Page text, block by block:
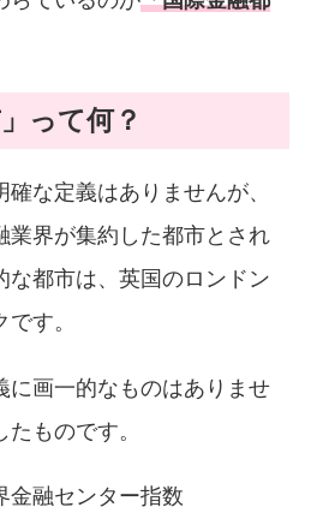
って何？
確な定義はありませんが、
業界が集約した都市とされ
な都市は、英国のロンドン
す。
に画一的なものはありませ
ものです。
金融センター指数